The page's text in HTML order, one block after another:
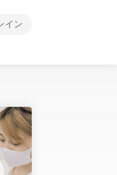
イン